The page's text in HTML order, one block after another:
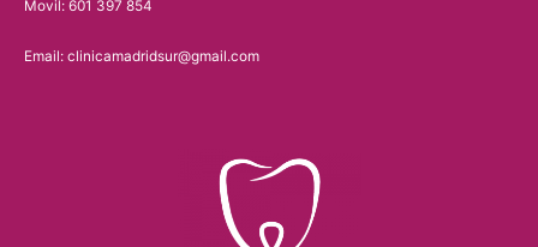
Movil: 601 397 854
Email: clinicamadridsur@gmail.com